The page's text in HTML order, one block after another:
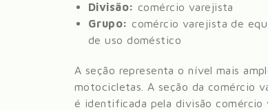
Divisão: comércio varejista
Grupo: comércio varejista de
de uso doméstico
A seção representa o nível mais
motocicletas . A seção da comércio
é identificada pela divisão comércio